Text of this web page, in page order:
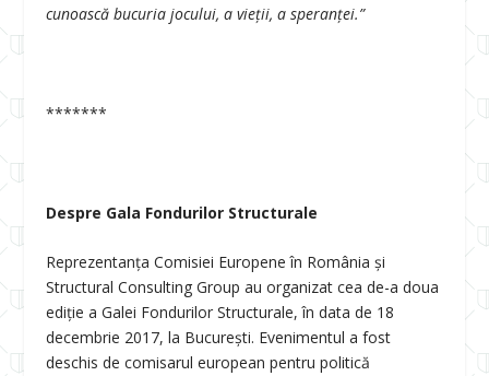
cunoască bucuria jocului, a vieţii, a speranţei.”
*******
Despre Gala Fondurilor Structurale
Reprezentanța Comisiei Europene în România și
Structural Consulting Group au organizat cea de-a doua
ediție a Galei Fondurilor Structurale, în data de 18
decembrie 2017, la București. Evenimentul a fost
deschis de comisarul european pentru politică